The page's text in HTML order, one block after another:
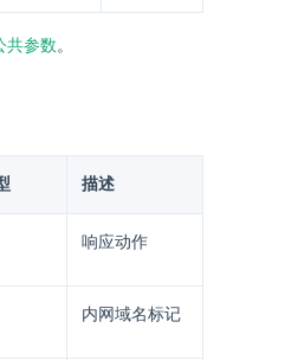
共参数。
描述
响应动作
内网域名标记